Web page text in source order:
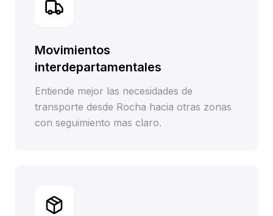
Movimientos
interdepartamentales
Entiende mejor las necesidades de
transporte desde Rocha hacia otras zonas
con seguimiento mas claro.